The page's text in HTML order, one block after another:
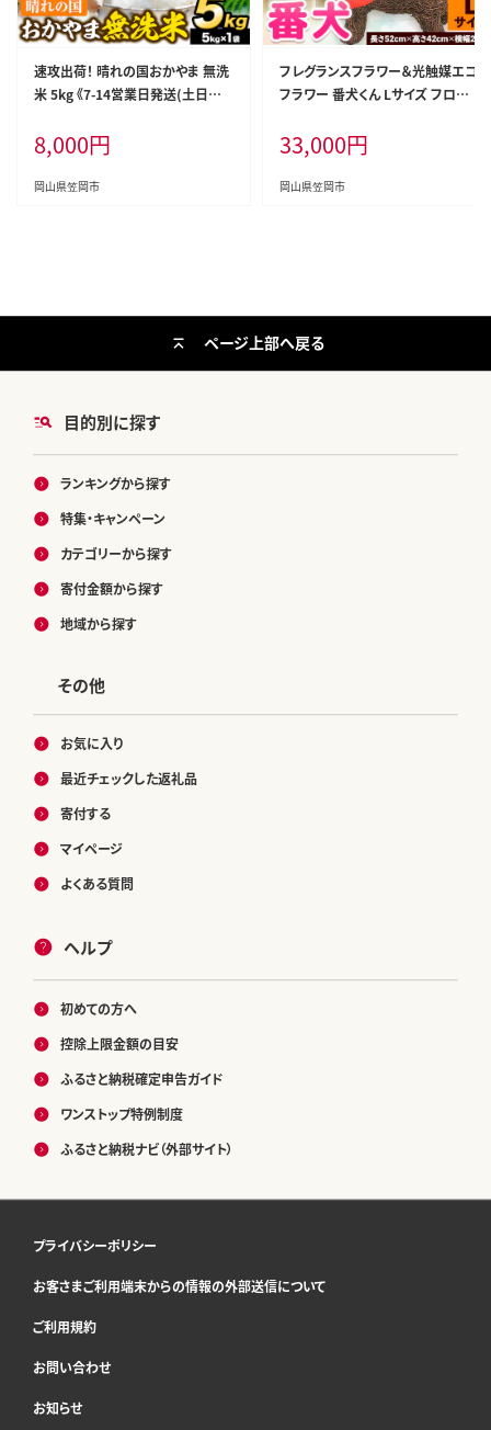
速攻出荷！ 晴れの国おかやま 無洗
米 5kg 《7-14営業日発送(土日祝
県産 米 送料無料 国産 ブレンド米
無洗米 ---kasaoka_zsy_391_5_
wx---
8,000円
岡山県笠岡市
フレグランスフラワー＆光触媒エコ
フラワー 番犬くん Lサイズ フロー
日祝除く)》岡山県 笠岡市 送料無料
母の日 プレゼント アレンジフラワ
ー 枯れない---C-37---
33,000円
岡山県笠岡市
目的別に探す
ランキングから探す
特集・キャンペーン
カテゴリーから探す
寄付金額から探す
地域から探す
その他
お気に入り
最近チェックした返礼品
寄付する
マイページ
よくある質問
ヘルプ
初めての方へ
控除上限金額の目安
ふるさと納税確定申告ガイド
ワンストップ特例制度
ふるさと納税ナビ（外部サイト）
ページ上部へ戻る
プライバシーポリシー
お客さまご利用端末からの情報の外部送信について
ご利用規約
お問い合わせ
お知らせ